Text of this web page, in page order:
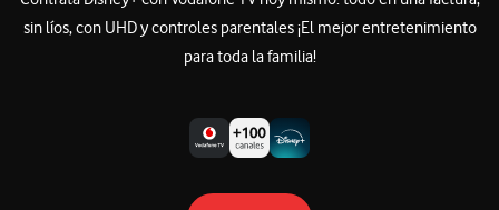
sin líos, con UHD y controles parentales ¡El mejor entretenimiento
para toda la familia!